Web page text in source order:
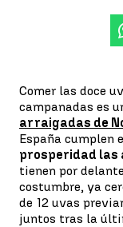
Comer las doce
campanadas es
arraigadas de
España cumplen
prosperidad las
tienen por
costumbre, ya
de 12 uvas
juntos tras la